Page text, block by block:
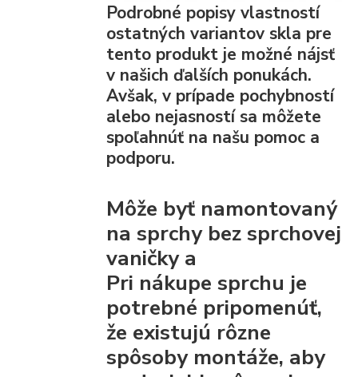
Podrobné popisy vlastností
ostatných variantov skla pre
tento produkt je možné nájsť
v našich ďalších ponukách.
Avšak, v prípade pochybností
alebo nejasností sa môžete
spoľahnúť na našu pomoc a
podporu.
Môže byť namontovaný
na sprchy bez sprchovej
vaničky a
Pri nákupe sprchu je
potrebné pripomenúť,
že existujú rôzne
spôsoby montáže, aby